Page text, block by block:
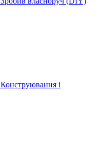
Конструювання і